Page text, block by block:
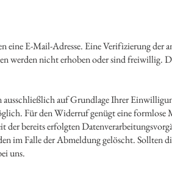
eine E-Mail-Adresse. Eine Verifizierung der
werden nicht erhoben oder sind freiwillig.
ausschließlich auf Grundlage Ihrer
Für den Widerruf genügt eine formlose
bereits erfolgten
im Falle der Abmeldung gelöscht. Sollten
uns.